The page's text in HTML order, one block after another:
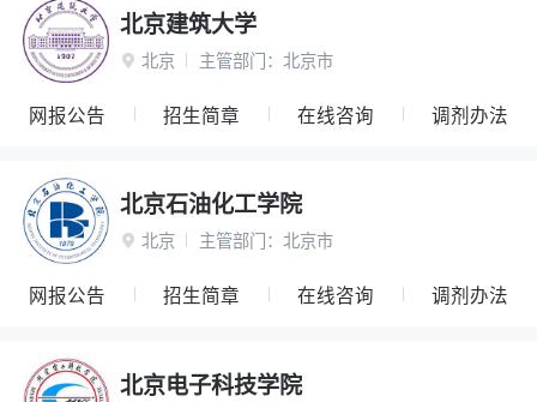
北京建筑大学
 北京 主管部门： 北京市
网报公告 招生简章 在线咨询 调剂办法
北京石油化工学院
 北京 主管部门： 北京市
网报公告 招生简章 在线咨询 调剂办法
北京电子科技学院